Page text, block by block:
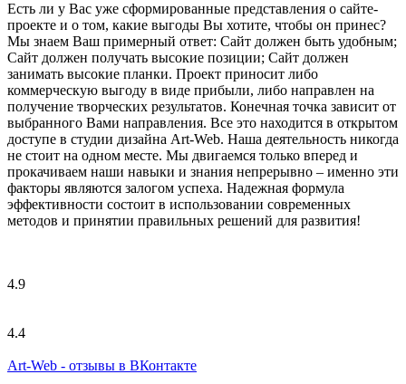
Есть ли у Вас уже сформированные представления о сайте-
проекте и о том, какие выгоды Вы хотите, чтобы он принес?
Мы знаем Ваш примерный ответ: Сайт должен быть удобным;
Сайт должен получать высокие позиции; Сайт должен
занимать высокие планки. Проект приносит либо
коммерческую выгоду в виде прибыли, либо направлен на
получение творческих результатов. Конечная точка зависит от
выбранного Вами направления. Все это находится в открытом
доступе в студии дизайна Art-Web. Наша деятельность никогда
не стоит на одном месте. Мы двигаемся только вперед и
прокачиваем наши навыки и знания непрерывно – именно эти
факторы являются залогом успеха. Надежная формула
эффективности состоит в использовании современных
методов и принятии правильных решений для развития!
4.9
4.4
Art-Web - отзывы в ВКонтакте